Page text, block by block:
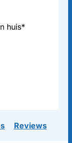
huis*
Reviews